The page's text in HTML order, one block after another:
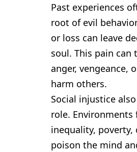
Past experiences
root of evil
or loss can leave
soul. This pain
anger, vengeance,
harm others.
Social injustice
role.
inequality,
poison the mind